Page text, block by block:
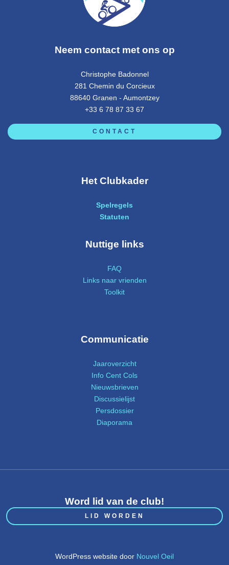
Neem contact met ons op
Christophe Badonnel
281 Chemin du Corcieux
88640 Granen - Aumontzey
+33 6 78 87 33 67
CONTACT
Het Clubkader
Spelregels
Statuten
Nuttige links
FAQ
Links naar vrienden
Toolkit
Communicatie
Jaaroverzicht
Info Cent Cols
Nieuwsbrieven
Discussielijst
Persdossier
Diaporama
Word lid van de club!
LID WORDEN
WordPress website door Nouvel Oeil